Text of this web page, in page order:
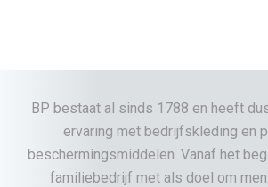
BP bestaat al sinds 1788 en heeft
ervaring met bedrijfskleding en
beschermingsmiddelen. Vanaf het
familiebedrijf met als doel om